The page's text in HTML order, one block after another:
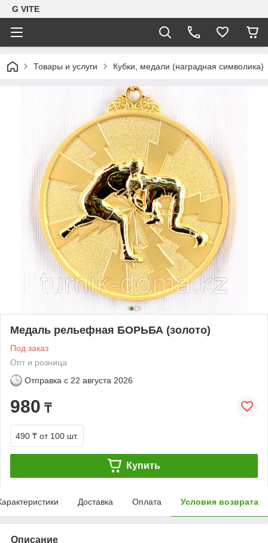
G VITE
Товары и услуги Кубки, медали (наградная символика)
Медаль рельефная БОРЬБА (золото)
Под заказ
Опт и розница
Отправка с 22 августа 2026
980 ₸
490 ₸ от 100 шт.
Купить
Доставка Оплата Условия возврата
Описание